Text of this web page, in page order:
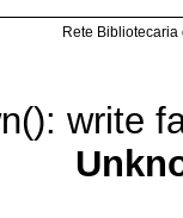
Rete
write